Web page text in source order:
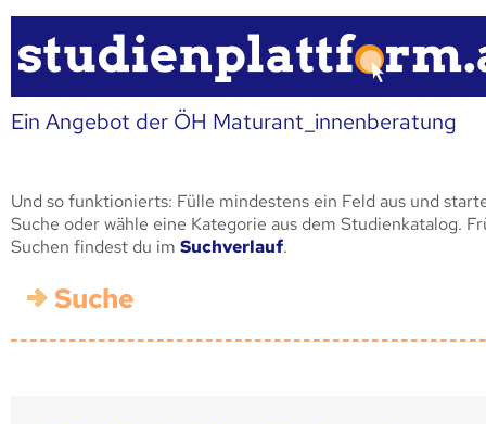
Ein Angebot der ÖH Maturant_innenberatung
Und so funktionierts: Fülle mindestens ein Feld aus und
Suche oder wähle eine Kategorie aus dem Studienkatalog.
Suchen findest du im Suchverlauf.
Suche